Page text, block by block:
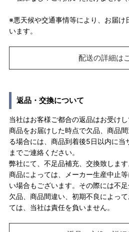
※悪天候や交通事情等により、お届け
います。
配送の詳細は
返品・交換について
当社はお客様ご都合の返品はお受けし
商品をお届けした時点で欠品、商品
る場合には、商品到着後5日以内に当
までご連絡ください。
弊社にて、不足品補充、交換致します
商品によっては、メーカー生産中止
い場合もございます。その際には不足
欠品、商品間違い、初期不良によっ
ては、当社は責任を負いません。